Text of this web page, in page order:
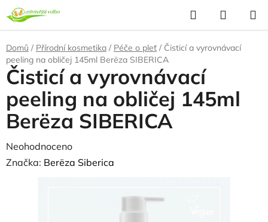
Přejít
na
obsah
Hledat
KOŠÍK
Domů / Přírodní kosmetika / Péče o pleť / Čisticí a vyrovnávací
peeling na obličej 145ml Berёza SIBERICA
Čisticí a vyrovnávací
peeling na obličej 145ml
Berёza SIBERICA
Průměrné
hodnocení
Neohodnoceno
Značka: Berёza Siberica